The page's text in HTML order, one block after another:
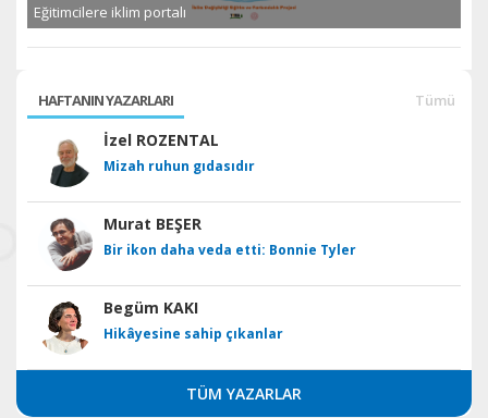
Eğitimcilere iklim portalı
HAFTANIN YAZARLARI Tümü
İzel ROZENTAL
Mizah ruhun gıdasıdır
Murat BEŞER
Bir ikon daha veda etti: Bonnie Tyler
Begüm KAKI
Hikâyesine sahip çıkanlar
TÜM YAZARLAR